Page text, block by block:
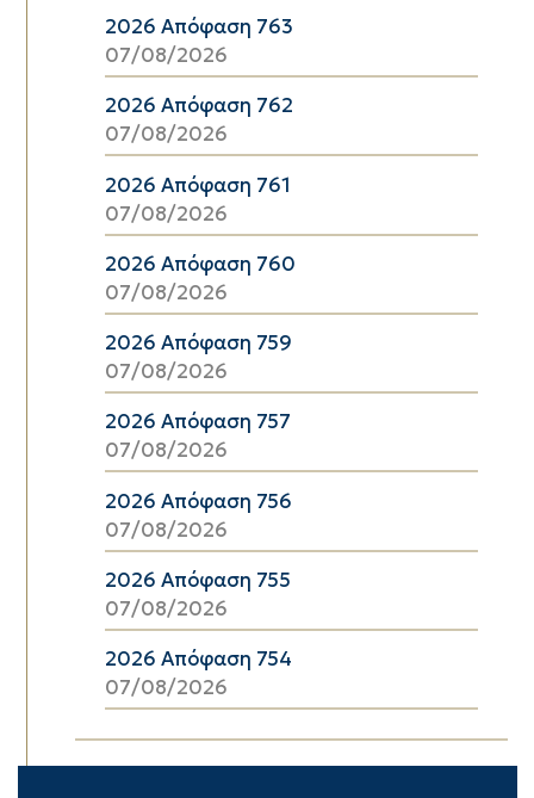
2026 Απόφαση 763
07/08/2026
2026 Απόφαση 762
07/08/2026
2026 Απόφαση 761
07/08/2026
2026 Απόφαση 760
07/08/2026
2026 Απόφαση 759
07/08/2026
2026 Απόφαση 757
07/08/2026
2026 Απόφαση 756
07/08/2026
2026 Απόφαση 755
07/08/2026
2026 Απόφαση 754
07/08/2026